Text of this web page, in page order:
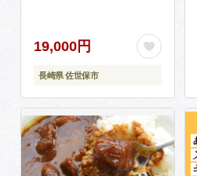
Gorotto 贅沢 ディナー
かんたん おかず レトル
ト 牛肉 ビーフ ギフト
贈答 ご当地 長崎県 佐世
保市
19,000円
長崎県 佐世保市